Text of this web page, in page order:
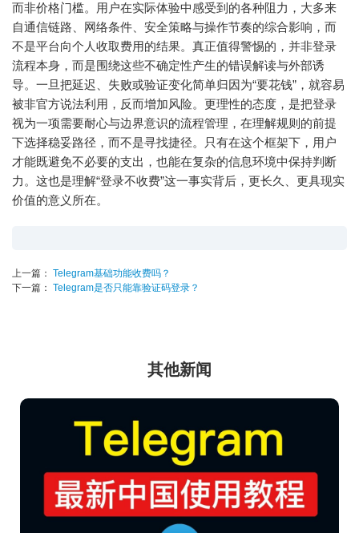
而非价格门槛。用户在实际体验中感受到的各种阻力，大多来
自通信链路、网络条件、安全策略与操作节奏的综合影响，而
不是平台向个人收取费用的结果。真正值得警惕的，并非登录
流程本身，而是围绕这些不确定性产生的错误解读与外部诱
导。一旦把延迟、失败或验证变化简单归因为“要花钱”，就容易
被非官方说法利用，反而增加风险。更理性的态度，是把登录
视为一项需要耐心与边界意识的流程管理，在理解规则的前提
下选择稳妥路径，而不是寻找捷径。只有在这个框架下，用户
才能既避免不必要的支出，也能在复杂的信息环境中保持判断
力。这也是理解“登录不收费”这一事实背后，更长久、更具现实
价值的意义所在。
上一篇： Telegram基础功能收费吗？
下一篇： Telegram是否只能靠验证码登录？
其他新闻